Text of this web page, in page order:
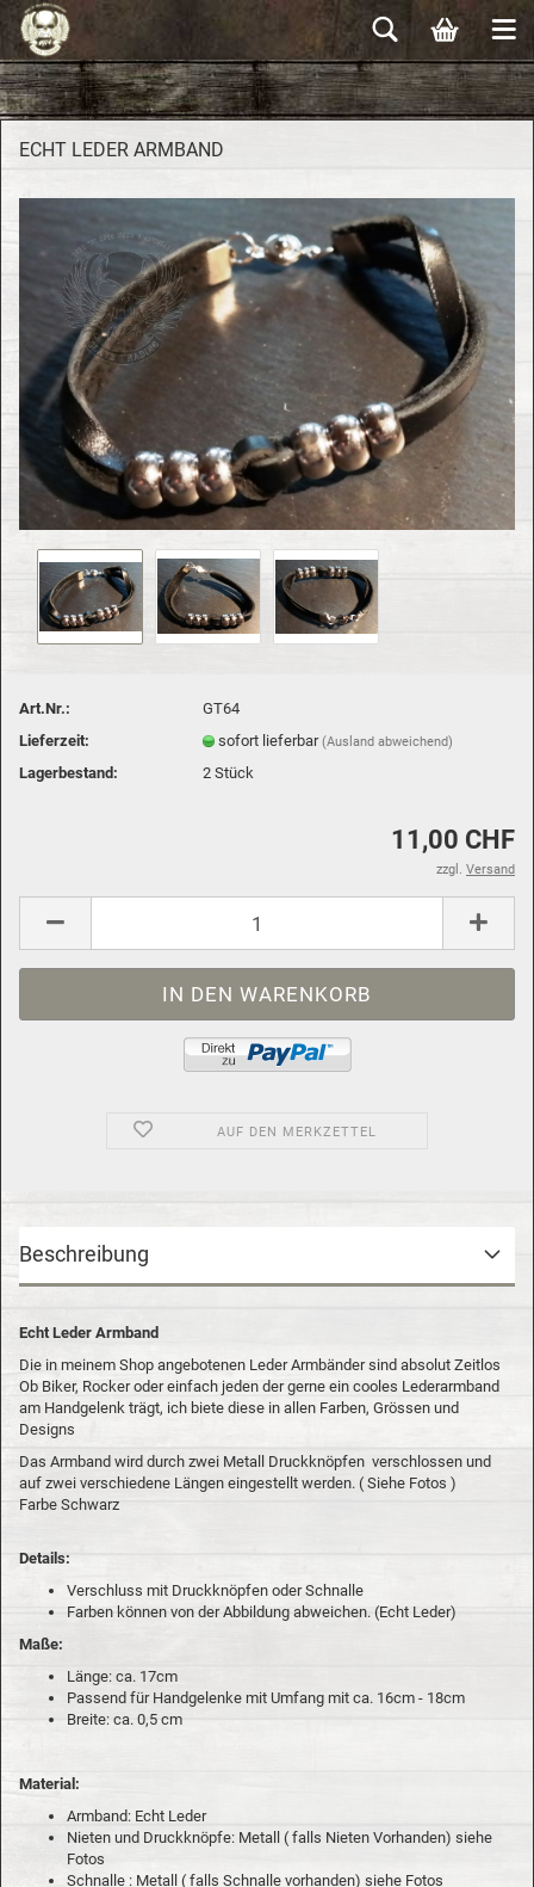
ECHT LEDER ARM­BAND
Art.Nr.:
GT64
Lieferzeit:
sofort lieferbar(Ausland abweichend)
Lagerbestand: 2 Stück
11,00 CHF
zzgl. Versand
AUF DEN MERKZETTEL
Beschreibung
Echt Leder Armband
Die in meinem Shop angebotenen Leder Armbänder sind absolut Zeitlos
Ob Biker, Rocker oder einfach jeden der gerne ein cooles Lederarmband
am Handgelenk trägt, ich biete diese in allen Farben, Grössen und
Designs
Das Armband wird durch zwei Metall Druckknöpfen verschlossen und
auf zwei verschiedene Längen eingestellt werden. ( Siehe Fotos )
Farbe Schwarz
Details:
Verschluss mit Druckknöpfen oder Schnalle
Farben können von der Abbildung abweichen. (Echt Leder)
Maße:
Länge: ca. 17cm
Passend für Handgelenke mit Umfang mit ca. 16cm - 18cm
Breite: ca. 0,5 cm
Material:
Armband: Echt Leder
Nieten und Druckknöpfe: Metall ( falls Nieten Vorhanden) siehe
Fotos
Schnalle : Metall ( falls Schnalle vorhanden) siehe Fotos